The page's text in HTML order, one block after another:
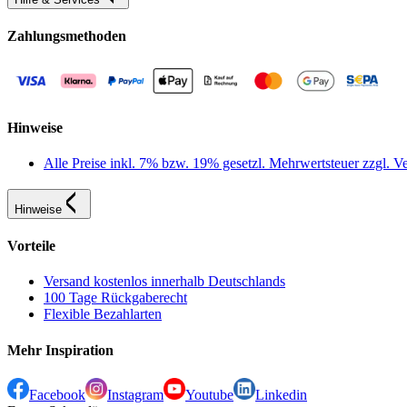
Zahlungsmethoden
Hinweise
Alle Preise inkl. 7% bzw. 19% gesetzl. Mehrwertsteuer zzgl.
Hinweise
Vorteile
Versand kostenlos innerhalb Deutschlands
100 Tage Rückgaberecht
Flexible Bezahlarten
Mehr Inspiration
Facebook Instagram Youtube
Linkedin